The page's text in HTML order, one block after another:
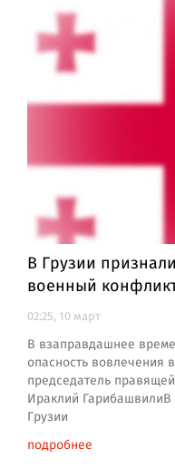
В Грузии
военный
02:25, 10 март
В взаправдашнее
опасность вовлечения
председатель
Ираклий
Грузии
подробнее